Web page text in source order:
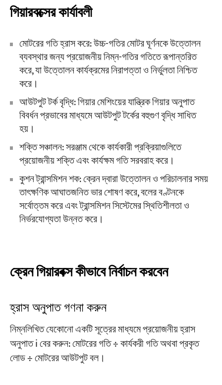
গিয়ারবক্সের কার্যাবলী
মোটরের গতি হ্রাস করে: উচ্চ-গতির মোটর ঘূর্ণনকে উত্তোলন
ব্যবস্থার জন্য প্রয়োজনীয় নিম্ন-গতির গতিতে রূপান্তরিত
করে, যা উত্তোলন কার্যক্রমের নিরাপত্তা ও নির্ভুলতা নিশ্চিত
করে।
আউটপুট টর্ক বৃদ্ধি: গিয়ার মেশিংয়ের যান্ত্রিক গিয়ার অনুপাত
বিবর্ধন প্রভাবের মাধ্যমে আউটপুট টর্কের বহুগুণ বৃদ্ধি সাধিত
হয়।
শক্তি সঞ্চালন: সরঞ্জাম থেকে কার্যকারী প্রক্রিয়াগুলিতে
প্রয়োজনীয় শক্তি এবং কার্যক্ষম গতি সরবরাহ করে।
কুশন ট্রান্সমিশন শক: ক্রেন দ্বারা উত্তোলন ও পরিচালনার সময়
তাৎক্ষণিক আঘাতজনিত ভার শোষণ করে, বলের বণ্টনকে
সর্বোত্তম করে এবং ট্রান্সমিশন সিস্টেমের স্থিতিশীলতা ও
নির্ভরযোগ্যতা উন্নত করে।
ক্রেন গিয়ারবক্স কীভাবে নির্বাচন করবেন
হ্রাস অনুপাত গণনা করুন
নিম্নলিখিত যেকোনো একটি সূত্রের মাধ্যমে প্রয়োজনীয় হ্রাস
অনুপাত i বের করুন: মোটরের গতি ÷ কার্যকরী গতি অথবা প্রকৃত
লোড ÷ মোটরের আউটপুট বল।